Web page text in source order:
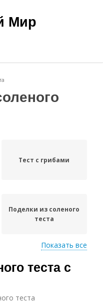
Мир
Тест с грибами
Поделки из соленого
теста
Лепка из соленого
теста
Показать все
теста с
теста